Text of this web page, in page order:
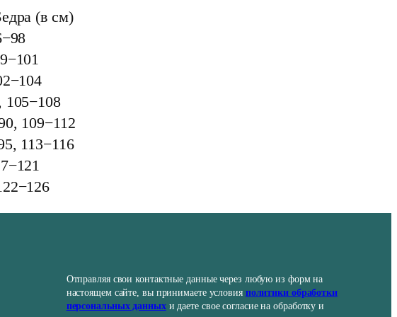
(в см)
105−108
109−112
113−116
Отправляя свои контактные данные через любую из форм на
настоящем сайте, вы принимаете условия политики обработки
персональных данныхи даете свое согласие на обработку и